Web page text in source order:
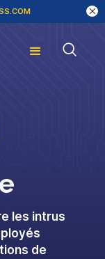
les intrus
de